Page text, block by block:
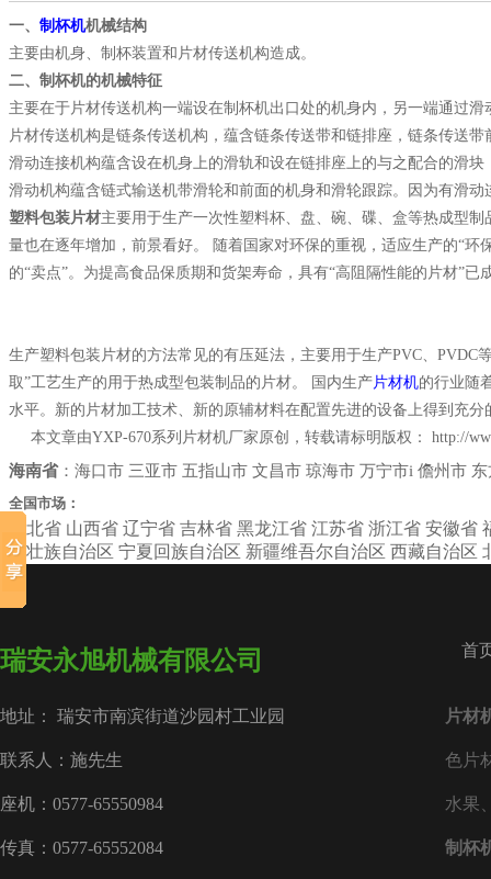
一、 制杯机机械结构
主要由机身、制杯装置和片材传送机构造成。
二、制杯机的机械特征
主要在于片材传送机构一端设在制杯机出口处的机身内，另一端通过
片材传送机构是链条传送机构，蕴含链条传送带和链排座，链条传送
滑动连接机构蕴含设在机身上的滑轨和设在链排座上的与之配合的滑块
滑动机构蕴含链式输送机带滑轮和前面的机身和滑轮跟踪。因为有滑
塑料包装片材主要用于生产一次性塑料杯、盘、碗、碟、盒等热成型
量也在逐年增加，前景看好。 随着国家对环保的重视，适应生产的“环
的“卖点”。为提高食品保质期和货架寿命，具有“高阻隔性能的片材”已
生产塑料包装片材的方法常见的有压延法，主要用于生产PVC、PVDC
取”工艺生产的用于热成型包装制品的片材。 国内生产片材机的行业随
水平。新的片材加工技术、新的原辅材料在配置先进的设备上得到充分
本文章由YXP-670系列片材机厂家原创，转载请标明版权： http://
海南省： 海口市 三亚市 五指山市 文昌市 琼海市 万宁市i 儋州市
全国市场：
河北省 山西省 辽宁省 吉林省 黑龙江省 江苏省 浙江省 安徽省
西壮族自治区 宁夏回族自治区 新疆维吾尔自治区 西藏自治区
瑞安永旭机械有限公司
地址： 瑞安市南滨街道沙园村工业园
联系人：施先生
座机：0577-65550984
传真：0577-65552084
首
片材
色片
水果
制杯